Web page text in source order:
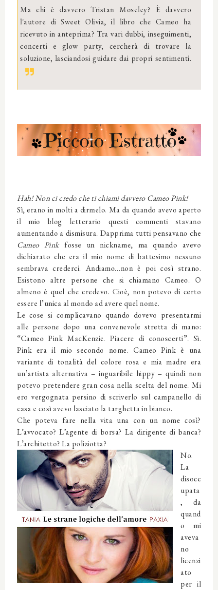
Ma chi è davvero Tristan Moseley? È davvero
l'autore di Sweet Olivia, il libro che Cameo ha
ricevuto in anteprima? Tra vari dubbi, inseguimenti,
concerti e glow party, cercherà di trovare la
soluzione, lasciandosi guidare dai propri sentimenti.
Hah! Non ci credo che ti chiami davvero Cameo Pink!
Sì, erano in molti a dirmelo. Ma da quando avevo aperto
il mio blog letterario questi commenti stavano
aumentando a dismisura. Dapprima tutti pensavano che
Cameo Pink fosse un nickname, ma quando avevo
dichiarato che era il mio nome di battesimo nessuno
sembrava crederci. Andiamo…non è poi così strano.
Esistono altre persone che si chiamano Cameo. O
almeno è quel che credevo. Cioè, non potevo di certo
essere l’unica al mondo ad avere quel nome.
Le cose si complicavano quando dovevo presentarmi
alle persone dopo una convenevole stretta di mano:
“Cameo Pink MacKenzie. Piacere di conoscerti”. Sì.
Pink era il mio secondo nome. Cameo Pink è una
variante di tonalità del colore rosa e mia madre era
un’artista alternativa – inguaribile hippy – quindi non
potevo pretendere gran cosa nella scelta del nome. Mi
ero vergognata persino di scriverlo sul campanello di
casa e così avevo lasciato la targhetta in bianco.
Che poteva fare nella vita una con un nome così?
L’avvocato? L’agente di borsa? La dirigente di banca?
L’architetto? La poliziotta?
No.
La
disocc
upata
, da
quand
o mi
aveva
no
licenzi
ato
per il